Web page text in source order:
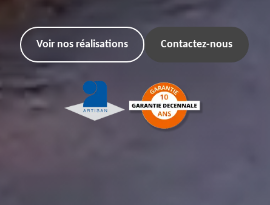
Voir nos réalisations Contactez-nous